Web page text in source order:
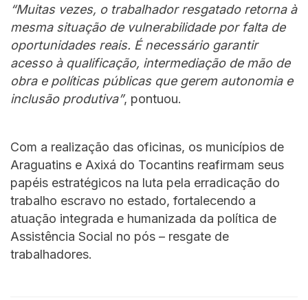
“Muitas vezes, o trabalhador resgatado retorna à
mesma situação de vulnerabilidade por falta de
oportunidades reais. É necessário garantir
acesso à qualificação, intermediação de mão de
obra e políticas públicas que gerem autonomia e
inclusão produtiva”, pontuou.
Com a realização das oficinas, os municípios de
Araguatins e Axixá do Tocantins reafirmam seus
papéis estratégicos na luta pela erradicação do
trabalho escravo no estado, fortalecendo a
atuação integrada e humanizada da política de
Assistência Social no pós – resgate de
trabalhadores.